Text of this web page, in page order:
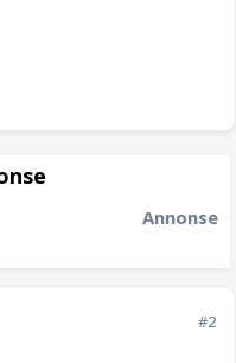
Annonse
#2